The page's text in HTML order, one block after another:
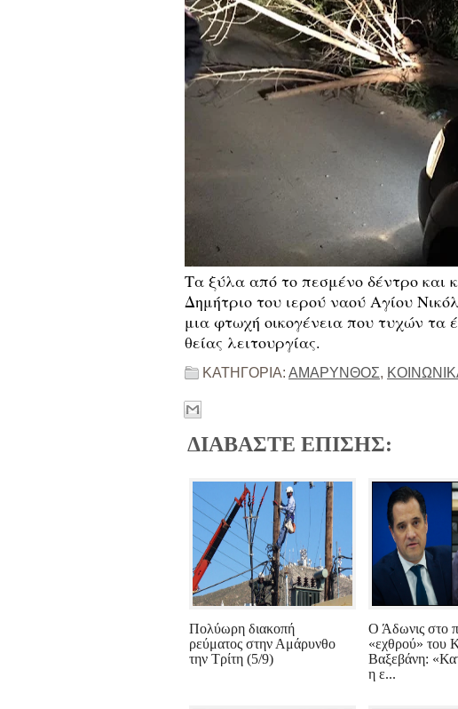
Τα ξύλα από το πεσμένο δέντρο και
Δημήτριο του ιερού ναού Αγίου
μια φτωχή οικογένεια που τυχών τα
θείας λειτουργίας.
ΚΑΤΗΓΟΡΙΑ: ΑΜΑΡΥΝΘΟΣ,
ΔΙΑΒΑΣΤΕ ΕΠΙΣΗΣ:
Πολύωρη διακοπή
ρεύματος στην Αμάρυνθο
την Τρίτη (5/9)
Ο Άδωνις στο
«εχθρού» του
Βαξεβάνη:
η ε...